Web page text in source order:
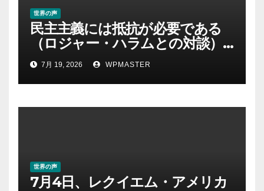
世界の声
民主主義には抵抗が必要である
（ロジャー・ハラムとの対談）
｜クリス・ヘッジズ・レポート
7月 19, 2026 WPMASTER
世界の声
7月4日、レクイエム・アメリカ